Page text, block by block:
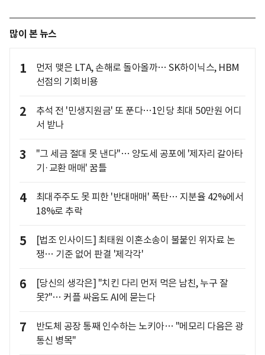
많이 본 뉴스
1
먼저 맺은 LTA, 손해로 돌아올까… SK하이닉스, HBM
선점의 기회비용
2
추석 전 '민생지원금' 또 푼다…1인당 최대 50만원 어디
서 받나
3
"그 세금 절대 못 낸다"… 양도세 공포에 '제자리 갈아타
기·교환 매매' 꿈틀
4
최대주주도 못 피한 '반대매매' 폭탄… 지분율 42%에서
18%로 추락
5
[법조 인사이드] 최태원 이혼소송이 불붙인 위자료 논
쟁… 기준 없어 판결 '제각각'
6
[당신의 생각은] "치킨 다리 먼저 먹은 남친, 누구 잘
못?"… 커플 싸움도 AI에 묻는다
7
반도체 공장 통째 인수하는 노키아… "메모리 다음은 광
통신 병목"